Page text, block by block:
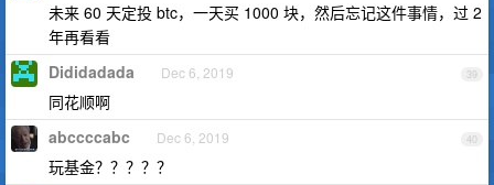
未来 60 天定投 btc，一天买 1000 块，然后忘记这件事情，过 2
年再看看
39
Dididadada Dec 6, 2019
同花顺啊
40
abccccabc Dec 6, 2019
玩基金？？？？？